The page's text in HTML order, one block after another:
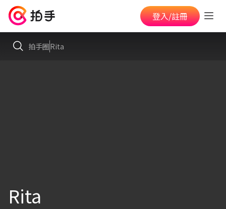
登入/註冊
拍手圈Rita
Rita